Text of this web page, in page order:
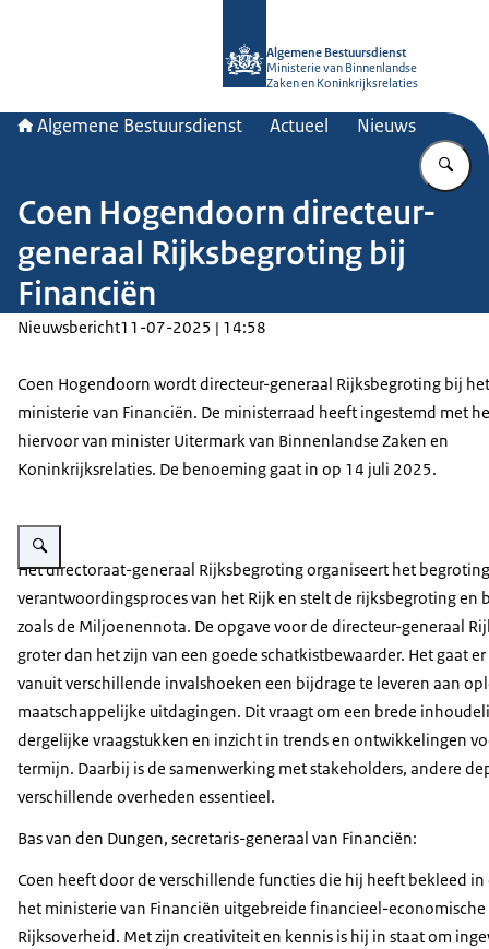
Algemene Bestuursdienst
Ministerie van Binnenlandse
Zaken en Koninkrijksrelaties
Algemene Bestuursdienst Actueel Nieuws
Coen Hogendoorn directeur-
generaal Rijksbegroting bij
Financiën
Nieuwsbericht11-07-2025 | 14:58
Coen Hogendoorn wordt directeur-generaal Rijksbegroting bij het
ministerie van Financiën. De ministerraad heeft ingestemd met
hiervoor van minister Uitermark van Binnenlandse Zaken en
Koninkrijksrelaties. De benoeming gaat in op 14 juli 2025.
Vergroot afbeelding Coen Hogendoorn
Het directoraat-generaal Rijksbegroting organiseert het
verantwoordingsproces van het Rijk en stelt de rijksbegroting en
zoals de Miljoenennota. De opgave voor de directeur-generaal
groter dan het zijn van een goede schatkistbewaarder. Het gaat
vanuit verschillende invalshoeken een bijdrage te leveren aan
maatschappelijke uitdagingen. Dit vraagt om een brede
dergelijke vraagstukken en inzicht in trends en ontwikkelingen
termijn. Daarbij is de samenwerking met stakeholders, andere
verschillende overheden essentieel.
Bas van den Dungen, secretaris-generaal van Financiën:
Coen heeft door de verschillende functies die hij heeft bekleed
het ministerie van Financiën uitgebreide financieel-
Rijksoverheid. Met zijn creativiteit en kennis is hij in staat om